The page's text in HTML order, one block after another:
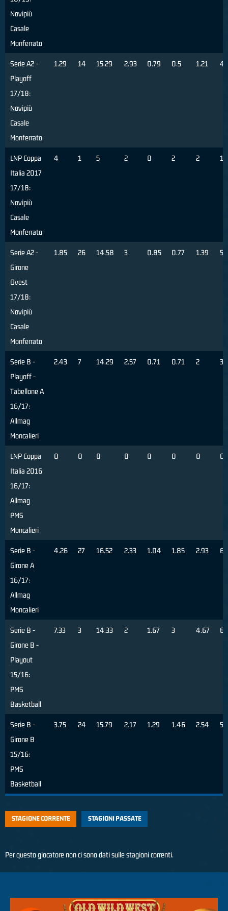
Novipiù
Casale
Monferrato
Serie A2 -
Playoff
17/18:
Novipiù
Casale
Monferrato
1.29 14 15.29 2.93 0.79 0.5 1.21 41
LNP Coppa
Italia 2017
17/18:
Novipiù
Casale
Monferrato
4 1 5 2 0 2 2
Serie A2 -
Girone
Ovest
17/18:
Novipiù
Casale
Monferrato
1.85 26 14.58 3 0.85 0.77 1.39 55
Serie B -
Playoff -
Tabellone A
16/17:
Allmag
Moncalieri
2.43 7 14.29 2.57 0.71 0.71 2 36
LNP Coppa
Italia 2016
16/17:
Allmag
PMS
Moncalieri
0 0 0 0 0 0 0 0
Serie B -
Girone A
16/17:
Allmag
Moncalieri
4.26 27 16.52 2.33 1.04 1.85 2.93 63
Serie B -
Girone B -
Playout
15/16:
PMS
Basketball
7.33 3 14.33 2 1.67 3 4.67 64
Serie B -
Girone B
15/16:
PMS
Basketball
3.75 24 15.79 2.17 1.29 1.46 2.54 57
STAGIONE CORRENTE STAGIONI PASSATE
Per questo giocatore non ci sono dati sulle stagioni correnti.